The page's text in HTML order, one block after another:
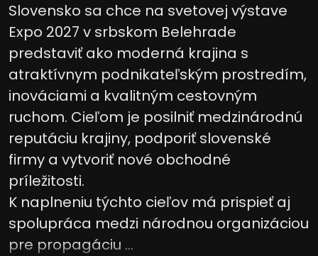
Slovensko sa chce na svetovej výstave
Expo 2027 v srbskom Belehrade
predstaviť ako moderná krajina s
atraktívnym podnikateľským prostredím,
inováciami a kvalitným cestovným
ruchom. Cieľom je posilniť medzinárodnú
reputáciu krajiny, podporiť slovenské
firmy a vytvoriť nové obchodné
príležitosti.
K naplneniu týchto cieľov má prispieť aj
spolupráca medzi národnou organizáciou
pre propagáciu ...